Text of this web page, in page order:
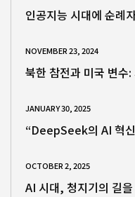
인공지능 시대에 순례
NOVEMBER 23, 2024
북한 참전과 미국 변수
JANUARY 30, 2025
“DeepSeek의 AI 혁신
OCTOBER 2, 2025
AI 시대, 청지기의 길